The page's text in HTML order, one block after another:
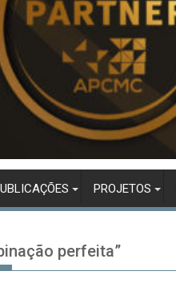
PROJETOS
perfeita”